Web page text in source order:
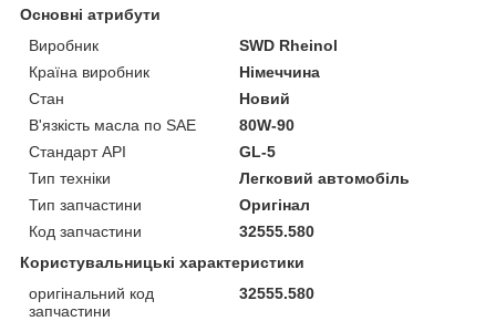
Основні атрибути
Виробник
SWD Rheinol
Країна виробник
Німеччина
Стан
Новий
В'язкість масла по SAE
80W-90
Стандарт API
GL-5
Тип техніки
Легковий автомобіль
Тип запчастини
Оригінал
Код запчастини
32555.580
Користувальницькі характеристики
оригінальний код
запчастини
32555.580